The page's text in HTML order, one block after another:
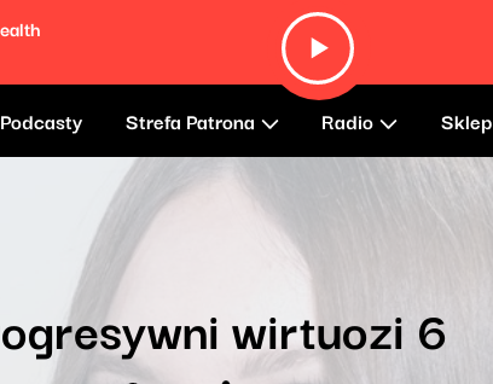
Podcasty Strefa Patrona Radio Sklep
wirtuozi 6